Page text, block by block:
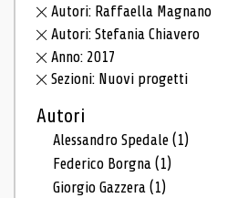
Autori: Raffaella Magnano
Autori: Stefania Chiavero
Anno: 2017
Sezioni: Nuovi progetti
Autori
Alessandro Spedale(1)
Federico Borgna(1)
Giorgio Gazzera(1)